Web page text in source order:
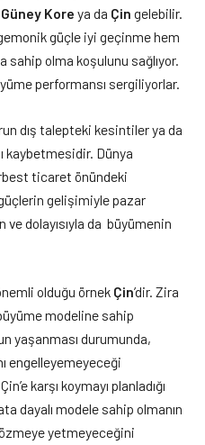
Kore ya da Çin gelebilir.
güçle iyi geçinme hem
sahip olma koşulunu sağlıyor.
performansı sergiliyorlar.
dış talepteki kesintiler ya da
kaybetmesidir. Dünya
ticaret önündeki
gelişimiyle pazar
ve dolayısıyla da büyümenin
olduğu örnek Çin’dir. Zira
modeline sahip
yaşanması durumunda,
engelleyemeyeceği
karşı koymayı planladığı
dayalı modele sahip olmanın
yetmeyeceğini